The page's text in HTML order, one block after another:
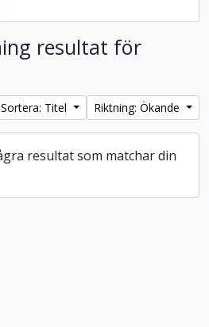
resultat för
Sortera: Titel Riktning: Ökande
resultat som matchar din